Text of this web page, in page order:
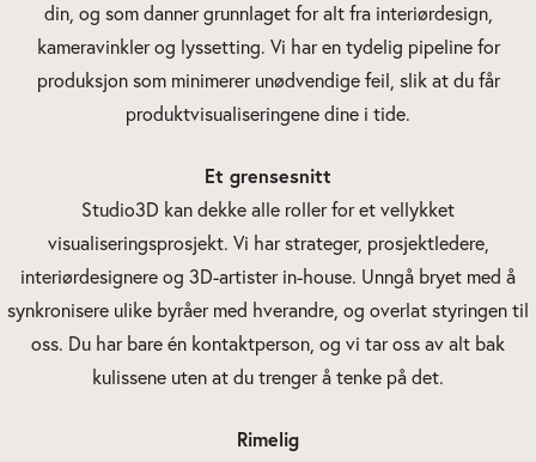
din, og som danner grunnlaget for alt fra interiørdesign,
kameravinkler og lyssetting. Vi har en tydelig pipeline for
produksjon som minimerer unødvendige feil, slik at du får
produktvisualiseringene dine i tide.
Et grensesnitt
Studio3D kan dekke alle roller for et vellykket
visualiseringsprosjekt. Vi har strateger, prosjektledere,
interiørdesignere og 3D-artister in-house. Unngå bryet med å
synkronisere ulike byråer med hverandre, og overlat styringen til
oss. Du har bare én kontaktperson, og vi tar oss av alt bak
kulissene uten at du trenger å tenke på det.
Rimelig